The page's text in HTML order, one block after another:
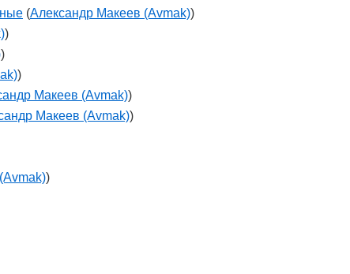
(Александр Макеев (Avmak))
)
)
)
Макеев (Avmak))
Макеев (Avmak))
)